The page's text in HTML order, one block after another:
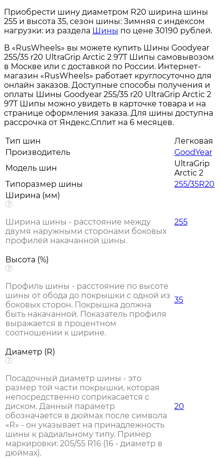
Приобрести шину диаметром R20 ширина шины
255 и высота 35, сезон шины: Зимняя с индексом
нагрузки: из раздела Шины по цене 30190 рублей.
В «RusWheels» вы можете купить Шины Goodyear
255/35 r20 UltraGrip Arctic 2 97T Шипы самовывозом
в Москве или с доставкой по России. Интернет-
магазин «RusWheels» работает круглосуточно для
онлайн заказов. Доступные способы получения и
оплаты Шины Goodyear 255/35 r20 UltraGrip Arctic 2
97T Шипы можно увидеть в карточке товара и на
странице оформления заказа. Для шины доступна
рассрочка от Яндекс.Сплит на 6 месяцев.
Тип шин
Легковая
Производитель
GoodYear
Модель шин
UltraGrip
Arctic 2
Типоразмер шины
255/35R20
Ширина (мм)
Ширина шины - расстояние между
двумя наружными сторонами боковых
профилей накачанной шины.
255
Высота (%)
Профиль шины - расстояние по высоте
шины от обода до покрышки с одной из
боковых сторон. Покрышка должна
быть накачанной. Показатель профиля
выражается в процентном
соотношении к ширине.
35
Диаметр (R)
Посадочный диаметр шины - это
размер той части покрышки, которая
непосредственно соприкасается с
диском. Данный параметр
обозначается в дюймах после символа
«R» - он указывает на принадлежность
шины к радиальному типу. Пример
маркировки: 205/55 R16 (16 - диаметр в
дюймах).
20